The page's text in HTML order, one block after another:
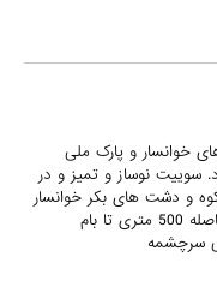
خوانسار و پارک ملی
سوییت نوساز و تمیز و در
و دشت های بکر خوانسار
محل پیاده روی 20 دقیقه ای تا سد خوانسار فاصله 500 متری تا بام